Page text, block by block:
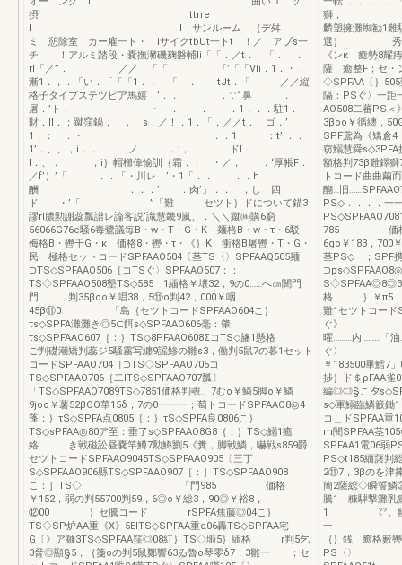
摂 Ittrre
l l サンルーム ｛デ舛
ミ 憩除室 カー雇一ト・ iサイクtbUt一トt ！／ アブs一
チ ！アルミ踏段・嚢撫瀦磯麹磐輔Ii「「．／t． 「． ．
rl「／”． ／／ 「「 『’「「Vli．1．・．
漸1．，．「い．「「「1．． 「 ． tJt．「 ／／縦
格子タイプステツピア馬嬉 ’．． ．∵1鼻 ．
屠．’ト． ・ ． ． ．1．．．駐1．
財．II．；蹴窪鍋，，． s，／！．1．「，／／t． ゴ．’
1．： ．・ ．．1 ：t’i．．
1’．、、，i．． ノ ．’， ドI
l．、．． ，i｝帽櫛偉愉訓｛霜．： ・／， ．‘厚帳F．
／f’）’「 ．．「・川レ ’・1「．． ．．h
酬 ．．．’ ．肉’」．． ，し 四
ド ・’「 ”「難 セツト｝ドについて錨3
謬rl膿勲謝蕊瓢譜レ論客説‘識慧畿9嵐、．＼＼蹴㈱購6窮
56066G76e騒6毒鷺議毎B・w・T・G・K 麺格B・w・τ・6駁
侮格B・轡干G・κ 価格8・轡・τ・《｝K 衝格B屠轡・T・G・
民 極格セットコードSPFAAO504〔茎TS〈〉SPFAAQ505麺
⊃TS◇SPFAAO506［コTSぐ〉SPFAAO507：：
TS◇SPFAAO508墾TS◇585 1緬格￥壌32，9の0……へ㎝闇門
門 判35βoo￥唱38，5⑪o判42，000￥咽
45β⑪0 「島｛セツトコードSPFAAO604こ｝
τs◇SPFA灘灘き◎5⊂餌s◇SPFAAO606毫：肇
τs◇SPFAAO607［：｝TS◇8PFAAO608ΣコTS◇旛1懸格
ご判礎潮矯判蕊ジ5騒霧写纏9謡鯵の雛s3，働判5鼠7の暮1セット
コードSPFAAO704［⊃TS◇SPFAAO705コ
TS◇SPFAAO706［二ITS◇SPFAAO707瓢〕
「TS◇SPFAAO7089TS◇7851価格判覗、7むo￥鱗5脚o￥鱗
9joo￥薯52βOO華15δ，7の0一一一；萄トコードSPFAAO8◎4
蓬：｝τS◇SPFA点0805［：｝τS◇SPFA良0806こ｝
TS◇sPFAA◎80ア至：垂了s◇SPFAAO8G8｛：｝TS◇鰯1癒
絡 き戦磁訟昼嚢竿鱒7勲鱒劉5《糞，脚戦鱗，嚇戦s859爵
セツトコードSPFAAO9045TS◇SPFAAO905〔三丁
S◇SPFAAO906縣TS◇SPFAAO907［：］TS◇SPFAAO908
こ：］TS◇ 「門985 価格
￥152，弱の判55700判59，6◎o￥総3，90◎￥裕8，
⑫00 ｝セ騰コード rSPFA焦藤◎04こ｝
TS◇SP炉AA重《X》5EITS◇SPFAA重α06轟TS◇SPFAA宅
G〔》ア麺3TS◇SPFAA窪◎08紅｝TS◇塒5｝緬格 r判5乞
3脅◎顯§5，｛箋oの判5鼠鄭響63ゐ魯o琴零δ7，3雛一 ；セ
獅， へ
麟塑擁灘蜘勧1難
選｝ 秀ラー
《ンκ 癒勢8耀
薩 癒整F；セ・
◇SPFAA〔｝
隔：PSぐ〉一
AO508二
3βoo￥循纏，
SPF鳶為《矯倉
窃鰯慧舜
額格判73β難鐸
トコード曲曲繭
醐…旧
PS◇．．．．一
785 価格 き
6go￥183，700
茎PS◇ ；SPF
格 ｝￥π5，5
難1セツトコード
ぐ》 曜「
曜………内………「油
ぐ〉 一一
￥183500畢鱈
捗｝ド＄ρFAA
編◎◎§こ夕
s◇軍鰯臨鱗籔鋤
コ＿ド
m闇SPFAA
SPFAA1電06弱
PS◇t185緬藷判
2⑪7，3βのを津
簡2薩総◇瞬誓
騰1 糠騨撃灘乳
1 ㍗、幽、
一 FB・遡
｛｝銭 癒格籔
PS〈〉 ．